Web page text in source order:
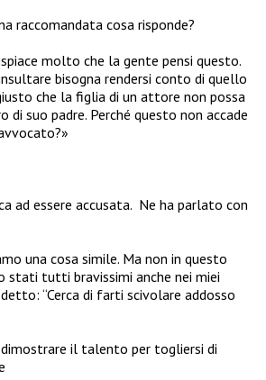
raccomandata cosa risponde?
molto che la gente pensi questo.
bisogna rendersi conto di quello
che la figlia di un attore non possa
suo padre. Perché questo non accade
ad essere accusata. Ne ha parlato con
una cosa simile. Ma non in questo
stati tutti bravissimi anche nei miei
“Cerca di farti scivolare addosso
il talento per togliersi di